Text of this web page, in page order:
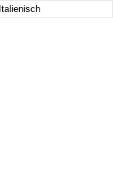
Italienisch